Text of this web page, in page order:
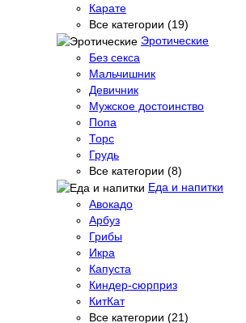
Карате
Все категории (19)
Эротические
Без секса
Мальчишник
Девичник
Мужское достоинство
Попа
Торс
Грудь
Все категории (8)
Еда и напитки
Авокадо
Арбуз
Грибы
Икра
Капуста
Киндер-сюрприз
КитКат
Все категории (21)